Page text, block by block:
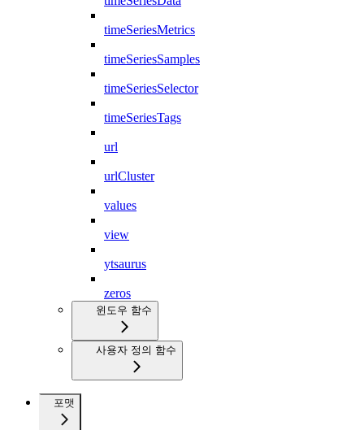
timeSeriesMetrics
timeSeriesSamples
timeSeriesSelector
timeSeriesTags
url
urlCluster
values
view
ytsaurus
zeros
윈도우 함수
사용자 정의 함수
포맷